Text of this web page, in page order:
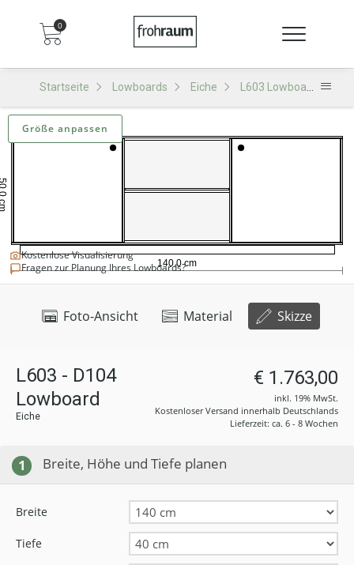
0
Startseite Lowboards Eiche L603 Lowboard
Foto-Ansicht Material Skizze
Kostenlose Visualisierung
Fragen zur Planung Ihres Lowboards?
Größe anpassen
L603 - D104
Lowboard
Eiche
€ 1.763,00
inkl. 19% MwSt.
Kostenloser Versand innerhalb Deutschlands
Lieferzeit: ca. 6 - 8 Wochen
1 Breite, Höhe und Tiefe planen
Breite
Tiefe